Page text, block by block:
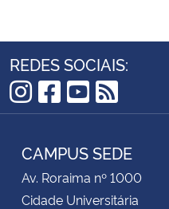
Controladoria-Geral da União
Secretaria-Geral
REDES SOCIAIS:
Instagram
Facebook
YouTube
RSS
CAMPUS SEDE
Av. Roraima nº 1000
Cidade Universitária